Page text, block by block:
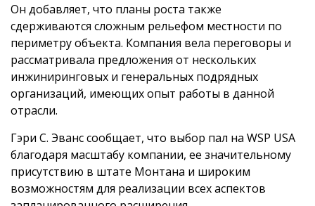
Он добавляет, что планы роста также
сдерживаются сложным рельефом местности по
периметру объекта. Компания вела переговоры и
рассматривала предложения от нескольких
инжиниринговых и генеральных подрядных
организаций, имеющих опыт работы в данной
отрасли.
Гэри С. Эванс сообщает, что выбор пал на WSP USA
благодаря масштабу компании, ее значительному
присутствию в штате Монтана и широким
возможностям для реализации всех аспектов